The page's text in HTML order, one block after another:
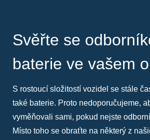
Svěřte se
baterie ve vašem
S rostoucí složitostí vozidel se stále
také baterie. Proto nedoporučujeme,
vyměňovali sami, pokud nejste
Místo toho se obraťte na některý z